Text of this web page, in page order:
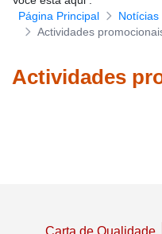
Download
Página Principal
Actividades
Actividades
Carta de Qualidade